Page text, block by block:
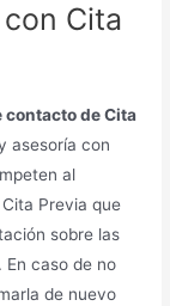
Cita
contacto de Cita
asesoría con
al
Previa que
sobre las
En caso de no
de nuevo